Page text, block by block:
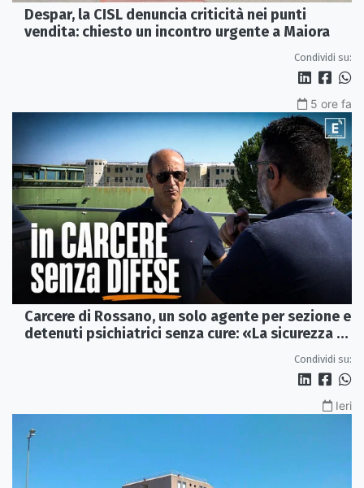
Despar, la CISL denuncia criticità nei punti
vendita: chiesto un incontro urgente a Maiora
Condividi su:
5 ore fa
Carcere di Rossano, un solo agente per sezione e
detenuti psichiatrici senza cure: «La sicurezza è
Condividi su:
Ieri